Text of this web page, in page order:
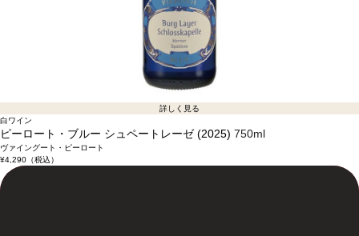
詳しく見る
白ワイン
ピーロート・ブルー シュペートレーゼ (2025) 750ml
ヴァイングート・ピーロート
¥4,290（税込）